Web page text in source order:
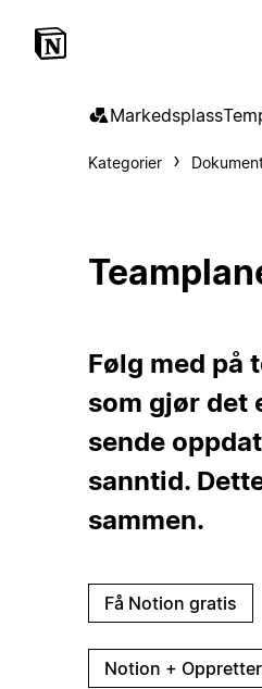
Markedsplass
Kategorier
Følg med på
som gjør det
sende
sanntid.
sammen.
Få Notion gratis
Notion +